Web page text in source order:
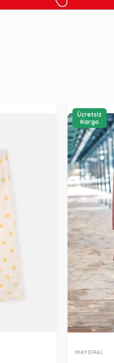
MAYORAL
Ücretsiz
Kargo